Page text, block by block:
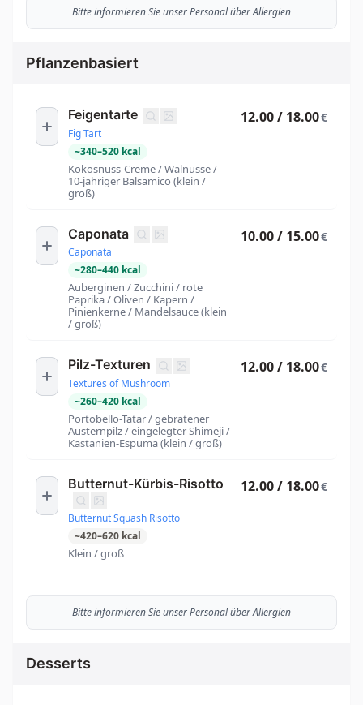
Bitte informieren Sie unser Personal über Allergien
Pflanzenbasiert
Feigentarte
Fig Tart
~340–520 kcal
Kokosnuss-Creme / Walnüsse /
10-jähriger Balsamico (klein /
groß)
12.00 / 18.00€
Caponata
Caponata
~280–440 kcal
Auberginen / Zucchini / rote
Paprika / Oliven / Kapern /
Pinienkerne / Mandelsauce (klein
/ groß)
10.00 / 15.00€
Pilz-Texturen
Textures of Mushroom
~260–420 kcal
Portobello-Tatar / gebratener
Austernpilz / eingelegter Shimeji /
Kastanien-Espuma (klein / groß)
12.00 / 18.00€
Butternut-Kürbis-Risotto
Butternut Squash Risotto
~420–620 kcal
Klein / groß
12.00 / 18.00€
Bitte informieren Sie unser Personal über Allergien
Desserts